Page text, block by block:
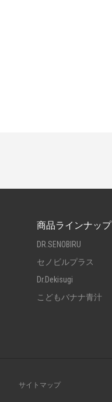
商品ラインナップ
DR.SENOBIRU
セノビルプラス
Dr.Dekisugi
こどもバナナ青汁
サイトマップ